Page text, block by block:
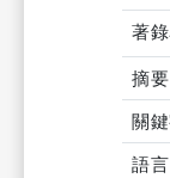
著
摘要
關
語言